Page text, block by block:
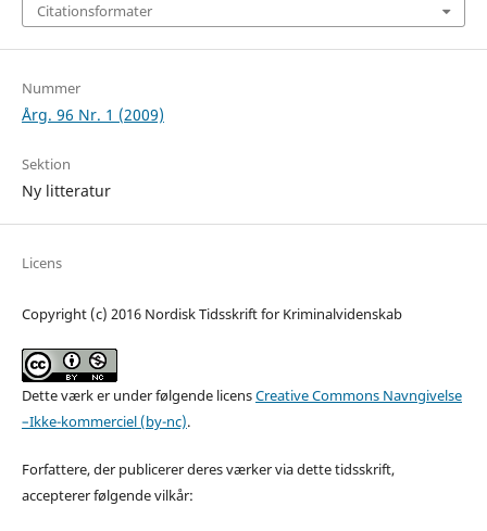
Citationsformater
Nummer
Årg. 96 Nr. 1 (2009)
Sektion
Ny litteratur
Licens
Copyright (c) 2016 Nordisk Tidsskrift for Kriminalvidenskab
Dette værk er under følgende licensCreative Commons Navngivelse
–Ikke-kommerciel (by-nc).
Forfattere, der publicerer deres værker via dette tidsskrift,
accepterer følgende vilkår: